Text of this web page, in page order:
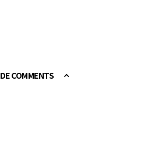
COMMENTS